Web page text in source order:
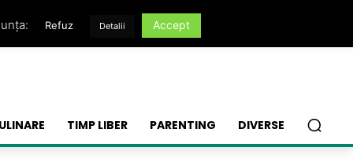
TIMP LIBER PARENTING DIVERSE
Refuz Detalii Accept